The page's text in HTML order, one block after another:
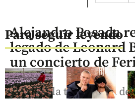
Para seguir leyendo
Alejandro Posada
legado de Leonard
un concierto de
Durante la temporada de